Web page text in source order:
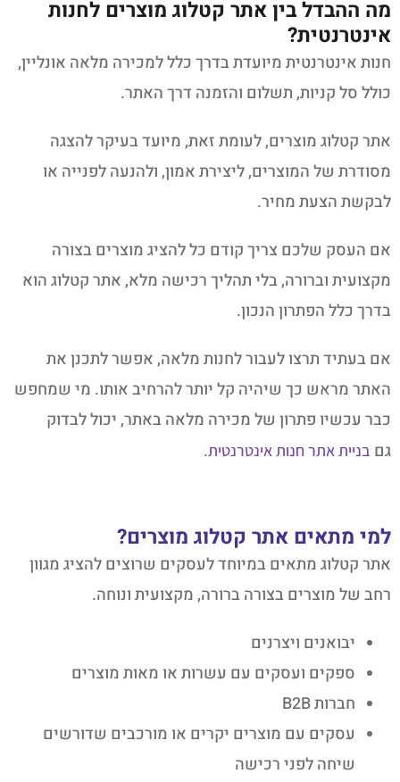
מה ההבדל בין אתר קטלוג מוצרים לחנות
אינטרנטית?
חנות אינטרנטית מיועדת בדרך כלל למכירה מלאה אונליין,
כולל סל קניות, תשלום והזמנה דרך האתר.
אתר קטלוג מוצרים, לעומת זאת, מיועד בעיקר להצגה
מסודרת של המוצרים, ליצירת אמון, ולהנעה לפנייה או
לבקשת הצעת מחיר.
אם העסק שלכם צריך קודם כל להציג מוצרים בצורה
מקצועית וברורה, בלי תהליך רכישה מלא, אתר קטלוג הוא
בדרך כלל הפתרון הנכון.
אם בעתיד תרצו לעבור לחנות מלאה, אפשר לתכנן את
האתר מראש כך שיהיה קל יותר להרחיב אותו. מי שמחפש
כבר עכשיו פתרון של מכירה מלאה באתר, יכול לבדוק
גם בניית אתר חנות אינטרנטית.
למי מתאים אתר קטלוג מוצרים?
אתר קטלוג מתאים במיוחד לעסקים שרוצים להציג מגוון
רחב של מוצרים בצורה ברורה, מקצועית ונוחה.
יבואנים ויצרנים
ספקים ועסקים עם עשרות או מאות מוצרים
חברות B2B
עסקים עם מוצרים יקרים או מורכבים שדורשים
שיחה לפני רכישה